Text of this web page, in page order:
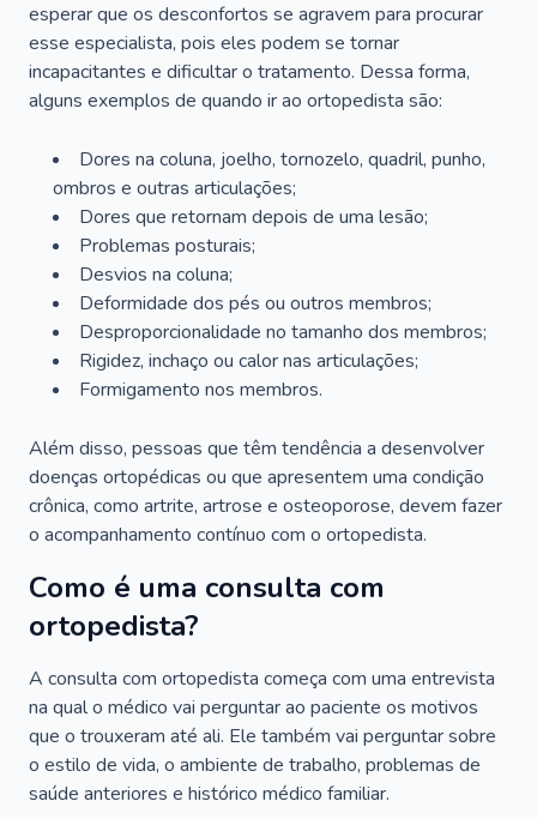
esperar que os desconfortos se agravem para procurar
esse especialista, pois eles podem se tornar
incapacitantes e dificultar o tratamento. Dessa forma,
alguns exemplos de quando ir ao ortopedista são:
Dores na coluna, joelho, tornozelo, quadril, punho,
ombros e outras articulações;
Dores que retornam depois de uma lesão;
Problemas posturais;
Desvios na coluna;
Deformidade dos pés ou outros membros;
Desproporcionalidade no tamanho dos membros;
Rigidez, inchaço ou calor nas articulações;
Formigamento nos membros.
Além disso, pessoas que têm tendência a desenvolver
doenças ortopédicas ou que apresentem uma condição
crônica, como artrite, artrose e osteoporose, devem fazer
o acompanhamento contínuo com o ortopedista.
Como é uma consulta com
ortopedista?
A consulta com ortopedista começa com uma entrevista
na qual o médico vai perguntar ao paciente os motivos
que o trouxeram até ali. Ele também vai perguntar sobre
o estilo de vida, o ambiente de trabalho, problemas de
saúde anteriores e histórico médico familiar.